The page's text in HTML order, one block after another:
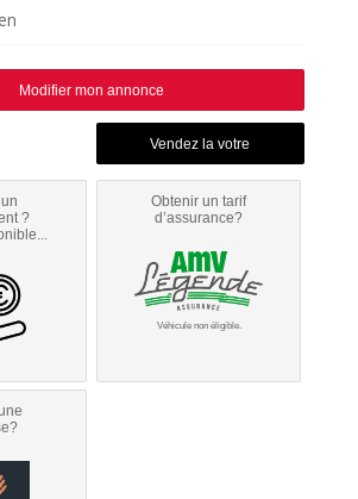
Modifier mon annonce
?
Obtenir un tarif
d’assurance?
Véhicule non éligible.